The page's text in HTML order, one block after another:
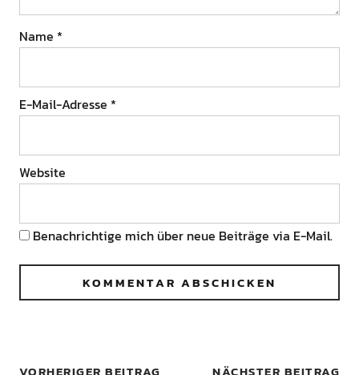
Name *
E-Mail-Adresse *
Website
Benachrichtige mich über neue Beiträge via E-Mail.